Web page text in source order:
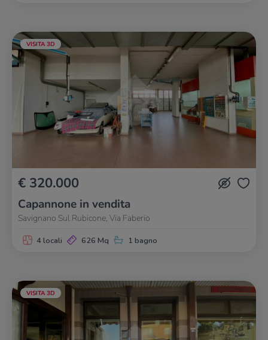
VISITA 3D
€ 320.000
Capannone in vendita
Savignano Sul Rubicone, Via Faberio
4 locali 626 Mq 1 bagno
VISITA 3D